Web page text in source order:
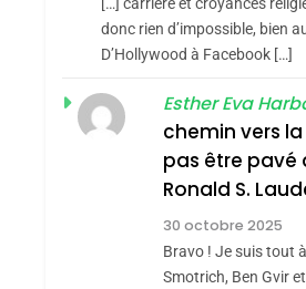
Contre
FIÈRE,
JUDAÏTE
Zrihen-Dvir
ISRAÉL JUDAISME
CE QUI
MANQUE
Hadida
JUDAISME
[…] carrière et croyances
donc rien d’impossible, bien
D’Hollywood à Facebook […]
Esther Eva
chemin vers
pas être pavé
Ronald S.
30 octobre 2025
Bravo ! Je suis tout
Smotrich, Ben Gvir